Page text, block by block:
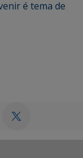
é tema de